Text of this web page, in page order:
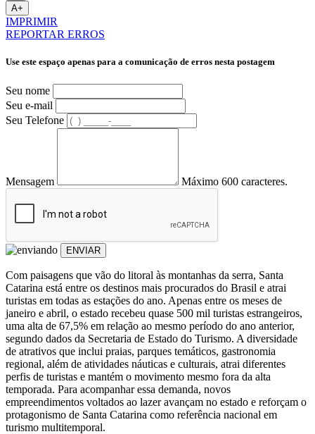
A+
IMPRIMIR
REPORTAR ERROS
Use este espaço apenas para a comunicação de erros nesta postagem
Seu nome
Seu e-mail
Seu Telefone
Mensagem Máximo 600 caracteres.
ENVIAR
Com paisagens que vão do litoral às montanhas da serra, Santa
Catarina está entre os destinos mais procurados do Brasil e atrai
turistas em todas as estações do ano. Apenas entre os meses de
janeiro e abril, o estado recebeu quase 500 mil turistas estrangeiros,
uma alta de 67,5% em relação ao mesmo período do ano anterior,
segundo dados da Secretaria de Estado do Turismo. A diversidade
de atrativos que inclui praias, parques temáticos, gastronomia
regional, além de atividades náuticas e culturais, atrai diferentes
perfis de turistas e mantém o movimento mesmo fora da alta
temporada. Para acompanhar essa demanda, novos
empreendimentos voltados ao lazer avançam no estado e reforçam o
protagonismo de Santa Catarina como referência nacional em
turismo multitemporal.